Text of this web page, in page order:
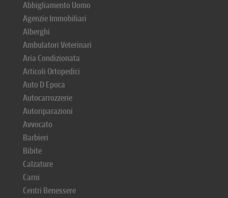
Abbigliamento Uomo
Agenzie Immobiliari
Alberghi
Ambulatori Veterinari
Aria Condizionata
Articoli Ortopedici
Auto D Epoca
Autocarrozzerie
Autoriparazioni
Avvocato
Barbieri
Bibite
Calzature
Carni
Centri Benessere